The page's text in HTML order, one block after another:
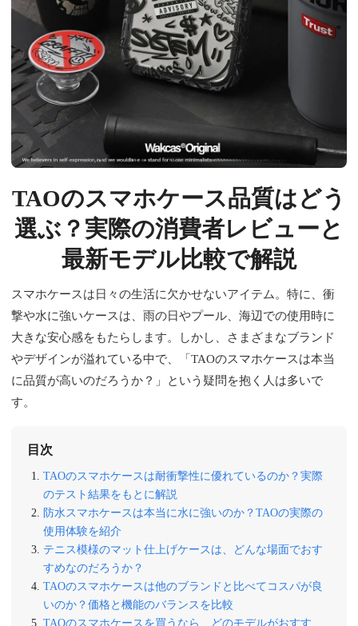
TAOのスマホケース品質はどう
選ぶ？実際の消費者レビューと
最新モデル比較で解説
スマホケースは日々の生活に欠かせないアイテム。特に、衝
撃や水に強いケースは、雨の日やプール、海辺での使用時に
大きな安心感をもたらします。しかし、さまざまなブランド
やデザインが溢れている中で、「TAOのスマホケースは本当
に品質が高いのだろうか？」という疑問を抱く人は多いで
す。
目次
TAOのスマホケースは耐衝撃性に優れているのか？実際
のテスト結果をもとに解説
防水スマホケースは本当に水に強いのか？TAOの実際の
使用体験を紹介
テニス模様のマット仕上げケースは、どんな場面でおす
すめなのだろうか？
TAOのスマホケースは他のブランドと比べてコスパが良
いのか？価格と機能のバランスを比較
TAOのスマホケースを買うなら、どのモデルがおすす